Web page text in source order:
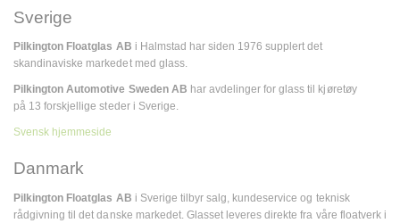
Sverige
Pilkington Floatglas AB i Halmstad har siden 1976 supplert det
skandinaviske markedet med glass.
Pilkington Automotive Sweden AB har avdelinger for glass til kjøretøy
på 13 forskjellige steder i Sverige.
Svensk hjemmeside
Danmark
Pilkington Floatglas AB i Sverige tilbyr salg, kundeservice og teknisk
rådgivning til det danske markedet. Glasset leveres direkte fra våre floatverk i